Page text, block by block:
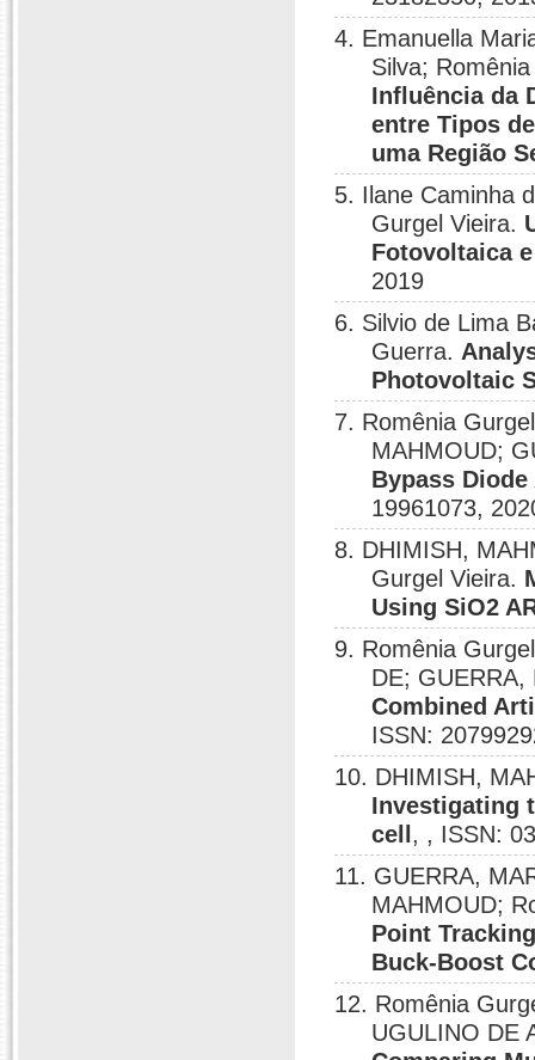
4. Emanuella
Silva;
Influência da
entre Tipos
uma Região
5. Ilane Caminha
Gurgel Vieira.
Fotovoltaica
2019
6. Silvio de Lima
Guerra.
Photovoltaic
7. Romênia
MAHMOUD;
Bypass
19961073,
8. DHIMISH,
Gurgel Vieira.
Using SiO2
9. Romênia
DE;
Combined
ISSN:
10. DHIMISH,
Investigating
cell , , ISSN:
11. GUERRA,
MAHMOUD;
Point
Buck-Boost
12. Romênia
UGULINO DE